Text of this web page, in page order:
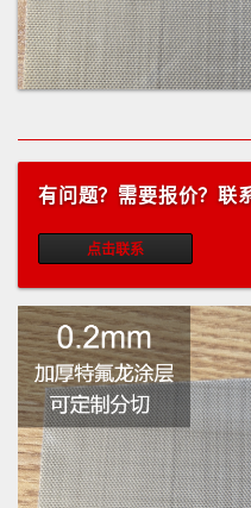
有问题？需要报价？联
点击联系